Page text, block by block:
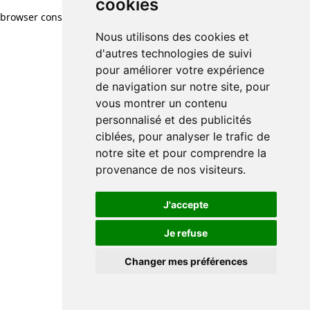
cookies
Nous utilisons des cookies et
d'autres technologies de suivi
pour améliorer votre expérience
de navigation sur notre site, pour
vous montrer un contenu
personnalisé et des publicités
ciblées, pour analyser le trafic de
notre site et pour comprendre la
provenance de nos visiteurs.
J'accepte
Je refuse
Changer mes préférences
browser console for more information)